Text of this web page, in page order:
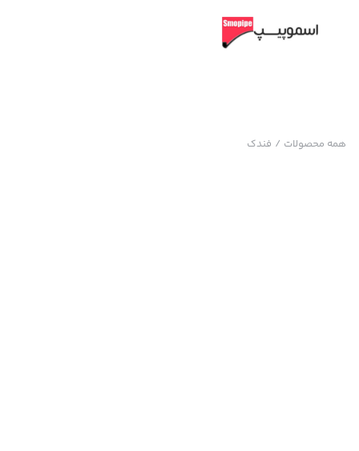
همه محصولات / فندک